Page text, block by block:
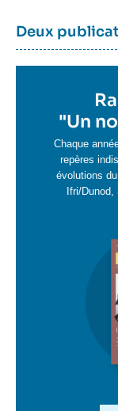
Dernière
parutions
Titre
container
Deux
en
savoir
plus
"Un
Chaque
repères
évolutions
Ifri/